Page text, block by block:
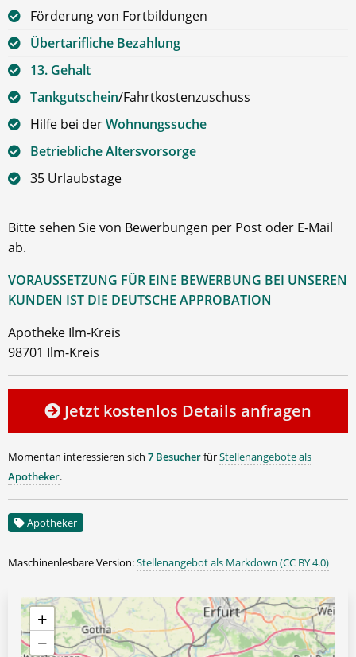
Förderung von Fortbildungen
Übertarifliche Bezahlung
13. Gehalt
Tankgutschein/Fahrtkostenzuschuss
Hilfe bei derWohnungssuche
Betriebliche Altersvorsorge
35 Urlaubstage
Bitte sehen Sie von Bewerbungen per Post oder E-Mail
ab.
VORAUSSETZUNG FÜR EINE BEWERBUNG BEI UNSEREN
KUNDEN IST DIE DEUTSCHE APPROBATION
Apotheke Ilm-Kreis
98701 Ilm-Kreis
Jetzt kostenlos Details anfragen
Momentan interessieren sich 7 BesucherfürStellenangebote als
Apotheker.
Apotheker
Maschinenlesbare Version:Stellenangebot als Markdown (CC BY 4.0)
+
−